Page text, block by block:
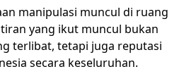
manipulasi muncul di ruang
yang ikut muncul bukan
terlibat, tetapi juga reputasi
secara keseluruhan.